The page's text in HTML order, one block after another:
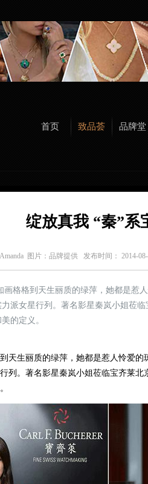
首页 致品荟 品牌堂
绽放真我 “秦”系
Amanda 图片：品牌提供 发布时间： 2014-
画格格到天生丽质的绿萍，她都是惹
派女星行列。著名影星秦岚小姐莅
的定义。
生丽质的绿萍，她都是惹人怜爱的
列。著名影星秦岚小姐莅临宝齐莱